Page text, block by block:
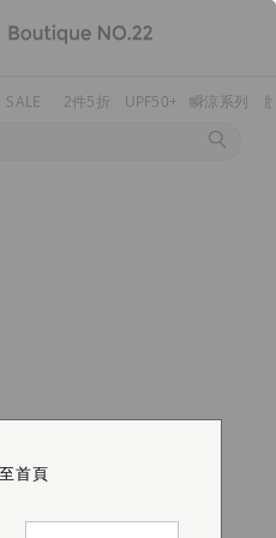
SALE 2件5折 UPF50+ 瞬涼系列
首頁
首頁
首頁
首頁
首頁